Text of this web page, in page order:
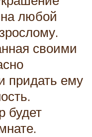
любой
своими
придать ему
будет